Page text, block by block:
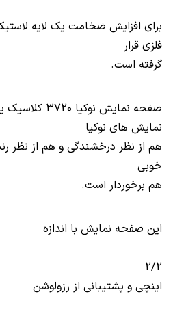
برای افزایش ضخامت یک لایه
فلزی قرار
گرفته است.
صفحه نمایش
نمایش های نوکیا
هم از نظر درخشندگی و هم از نظر
خوبی
هم برخوردار است.
این صفحه نمایش با اندازه
2/2
اینچی و پشتیبانی از رزولوشن